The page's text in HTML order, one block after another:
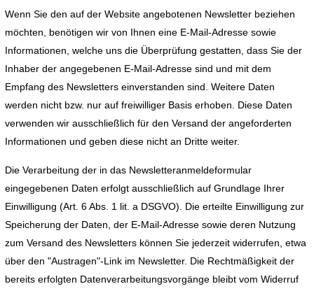
Wenn Sie den auf der Website angebotenen Newsletter beziehen
möchten, benötigen wir von Ihnen eine E-Mail-Adresse sowie
Informationen, welche uns die Überprüfung gestatten, dass Sie der
Inhaber der angegebenen E-Mail-Adresse sind und mit dem
Empfang des Newsletters einverstanden sind. Weitere Daten
werden nicht bzw. nur auf freiwilliger Basis erhoben. Diese Daten
verwenden wir ausschließlich für den Versand der angeforderten
Informationen und geben diese nicht an Dritte weiter.
Die Verarbeitung der in das Newsletteranmeldeformular
eingegebenen Daten erfolgt ausschließlich auf Grundlage Ihrer
Einwilligung (Art. 6 Abs. 1 lit. a DSGVO). Die erteilte Einwilligung zur
Speicherung der Daten, der E-Mail-Adresse sowie deren Nutzung
zum Versand des Newsletters können Sie jederzeit widerrufen, etwa
über den "Austragen"-Link im Newsletter. Die Rechtmäßigkeit der
bereits erfolgten Datenverarbeitungsvorgänge bleibt vom Widerruf